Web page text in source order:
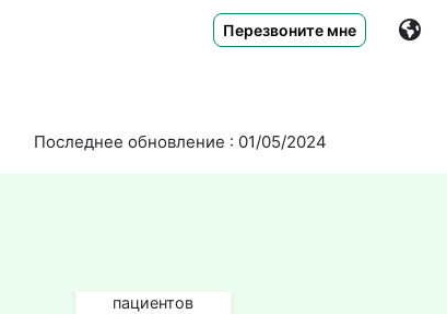
Перезвоните мне
Последнее обновление : 01/05/2024
пациентов